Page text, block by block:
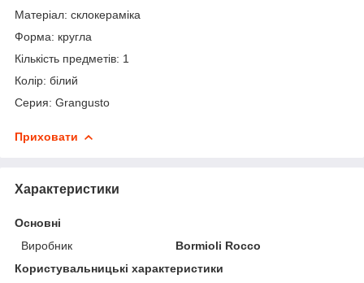
Матеріал: склокераміка
Форма: кругла
Кількість предметів: 1
Колір: білий
Серия: Grangusto
Приховати
Характеристики
Основні
Виробник
Bormioli Rocco
Користувальницькі характеристики